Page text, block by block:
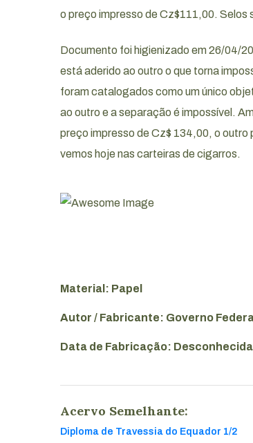
o preço impresso de Cz$111,00. Selos
Documento foi higienizado em 26/04/
está aderido ao outro o que torna
foram catalogados como um único
ao outro e a separação é impossível.
preço impresso de Cz$ 134,00, o outro
vemos hoje nas carteiras de cigarros.
Material: Papel
Autor / Fabricante: Governo
Data de Fabricação: Desconhecida
Acervo Semelhante:
Diploma de Travessia do Equador 1/2
- Jether
Combate de